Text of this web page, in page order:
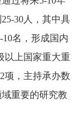
30人，其中具
名，形成国内
以上国家重大重
项，主持承办数
重要的研究教